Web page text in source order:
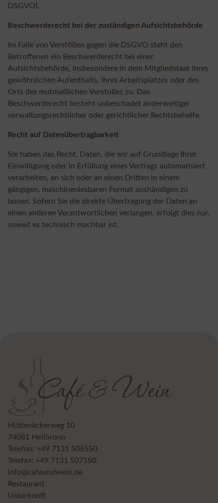
DSGVO).
Beschwerderecht bei der zuständigen Aufsichtsbehörde
Im Falle von Verstößen gegen die DSGVO steht den
Betroffenen ein Beschwerderecht bei einer
Aufsichtsbehörde, insbesondere in dem Mitgliedstaat ihres
gewöhnlichen Aufenthalts, ihres Arbeitsplatzes oder des
Orts des mutmaßlichen Verstoßes zu. Das
Beschwerderecht besteht unbeschadet anderweitiger
verwaltungsrechtlicher oder gerichtlicher Rechtsbehelfe.
Recht auf Datenübertragbarkeit
Sie haben das Recht, Daten, die wir auf Grundlage Ihrer
Einwilligung oder in Erfüllung eines Vertrags automatisiert
verarbeiten, an sich oder an einen Dritten in einem
gängigen, maschinenlesbaren Format aushändigen zu
lassen. Sofern Sie die direkte Übertragung der Daten an
einen anderen Verantwortlichen verlangen, erfolgt dies nur,
soweit es technisch machbar ist.
Hüttenäckerweg 10
74081 Heilbronn
Telefon: +49 7131 506550
Telefax: +49 7131 507150
info@cafeundwein.de
Restaurant
Unterkunft